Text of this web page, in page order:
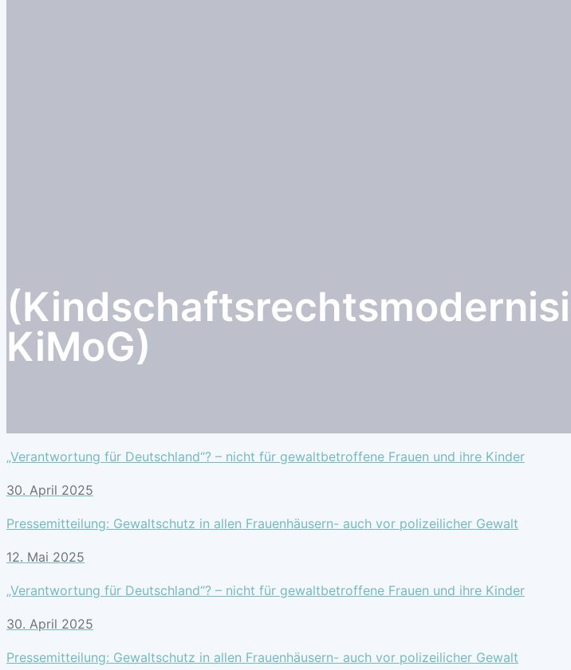
KiMoG)
„Verantwortung für Deutschland“? – nicht für gewaltbetroffene Frauen und ihre Kinder
30. April 2025
Pressemitteilung: Gewaltschutz in allen Frauenhäusern- auch vor polizeilicher Gewalt
12. Mai 2025
„Verantwortung für Deutschland“? – nicht für gewaltbetroffene Frauen und ihre Kinder
30. April 2025
Pressemitteilung: Gewaltschutz in allen Frauenhäusern- auch vor polizeilicher Gewalt